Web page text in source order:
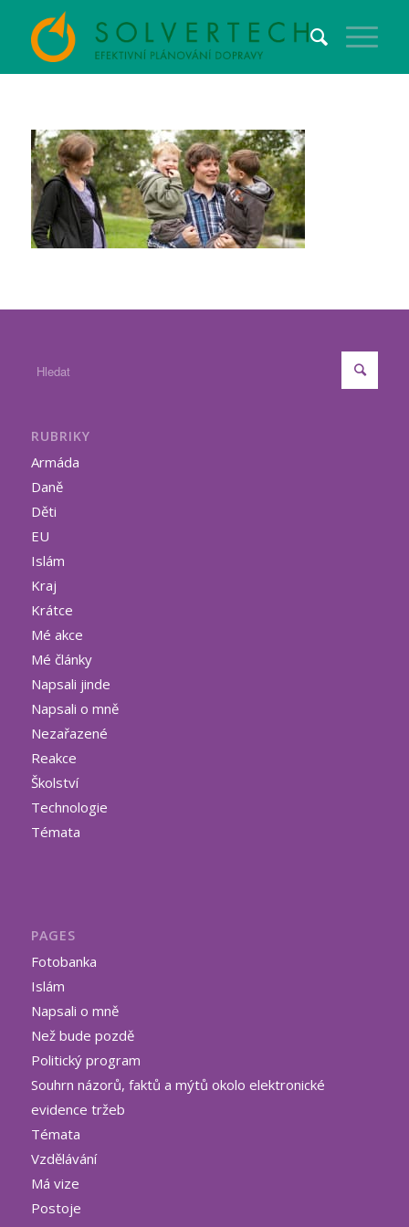
RUBRIKY
Armáda
Daně
Děti
EU
Islám
Kraj
Krátce
Mé akce
Mé články
Napsali jinde
Napsali o mně
Nezařazené
Reakce
Školství
Technologie
Témata
PAGES
Fotobanka
Islám
Napsali o mně
Než bude pozdě
Politický program
Souhrn názorů, faktů a mýtů okolo elektronické
evidence tržeb
Témata
Vzdělávání
Má vize
Postoje